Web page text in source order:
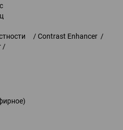
/ Contrast Enhancer /
/